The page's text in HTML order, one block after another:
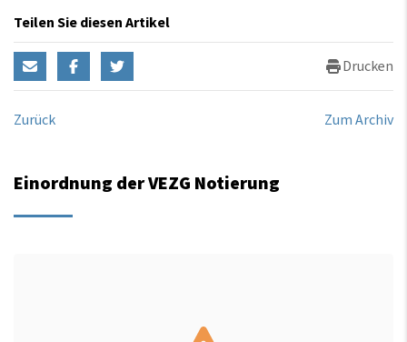
Teilen Sie diesen Artikel
Drucken
Zurück Zum Archiv
Einordnung der VEZG Notierung